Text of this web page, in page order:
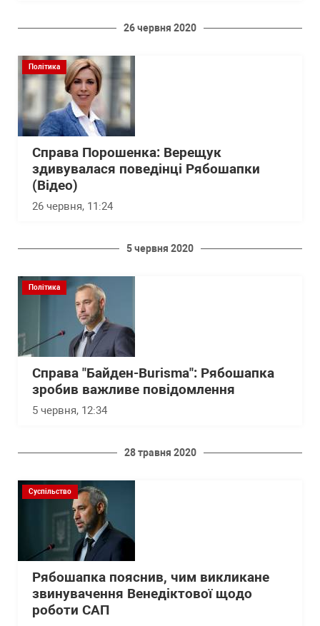
26 червня 2020
Політика
Справа Порошенка: Верещук
здивувалася поведінці Рябошапки
(Відео)
26 червня, 11:24
5 червня 2020
Політика
Справа "Байден-Burisma": Рябошапка
зробив важливе повідомлення
5 червня, 12:34
28 травня 2020
Суспільство
Рябошапка пояснив, чим викликане
звинувачення Венедіктової щодо
роботи САП